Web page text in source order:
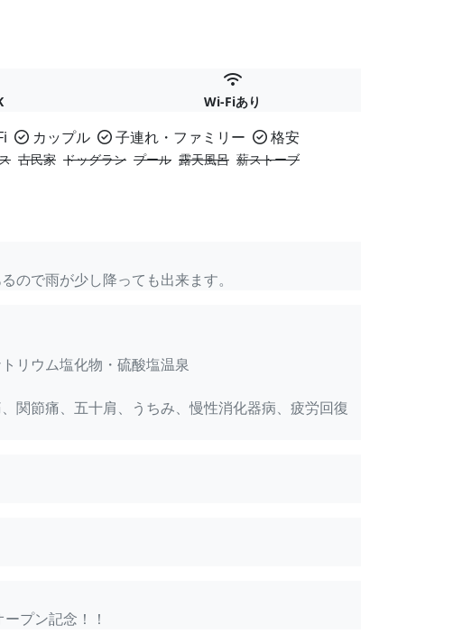
Wi-Fiあり
カップル 子連れ・ファミリー
格安
古民家 ドッグラン プール 露天風呂 薪ストーブ
ので雨が少し降っても出来ます。
リウム塩化物・硫酸塩温泉
関節痛、五十肩、うちみ、慢性消化器病、疲労回復
プン記念！！